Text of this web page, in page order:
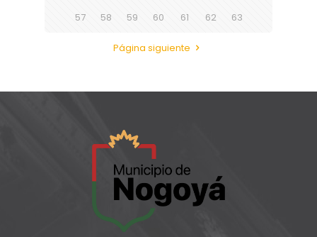
57
58 59 60 61 62 63
Página siguiente